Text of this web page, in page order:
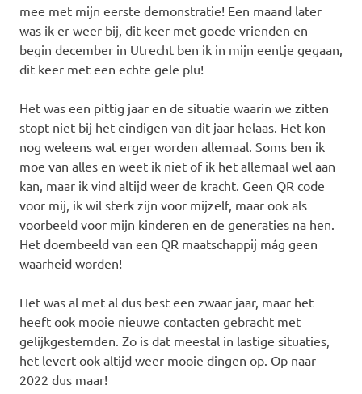
mee met mijn eerste demonstratie! Een maand later
was ik er weer bij, dit keer met goede vrienden en
begin december in Utrecht ben ik in mijn eentje gegaan,
dit keer met een echte gele plu!
Het was een pittig jaar en de situatie waarin we zitten
stopt niet bij het eindigen van dit jaar helaas. Het kon
nog weleens wat erger worden allemaal. Soms ben ik
moe van alles en weet ik niet of ik het allemaal wel aan
kan, maar ik vind altijd weer de kracht. Geen QR code
voor mij, ik wil sterk zijn voor mijzelf, maar ook als
voorbeeld voor mijn kinderen en de generaties na hen.
Het doembeeld van een QR maatschappij mág geen
waarheid worden!
Het was al met al dus best een zwaar jaar, maar het
heeft ook mooie nieuwe contacten gebracht met
gelijkgestemden. Zo is dat meestal in lastige situaties,
het levert ook altijd weer mooie dingen op. Op naar
2022 dus maar!